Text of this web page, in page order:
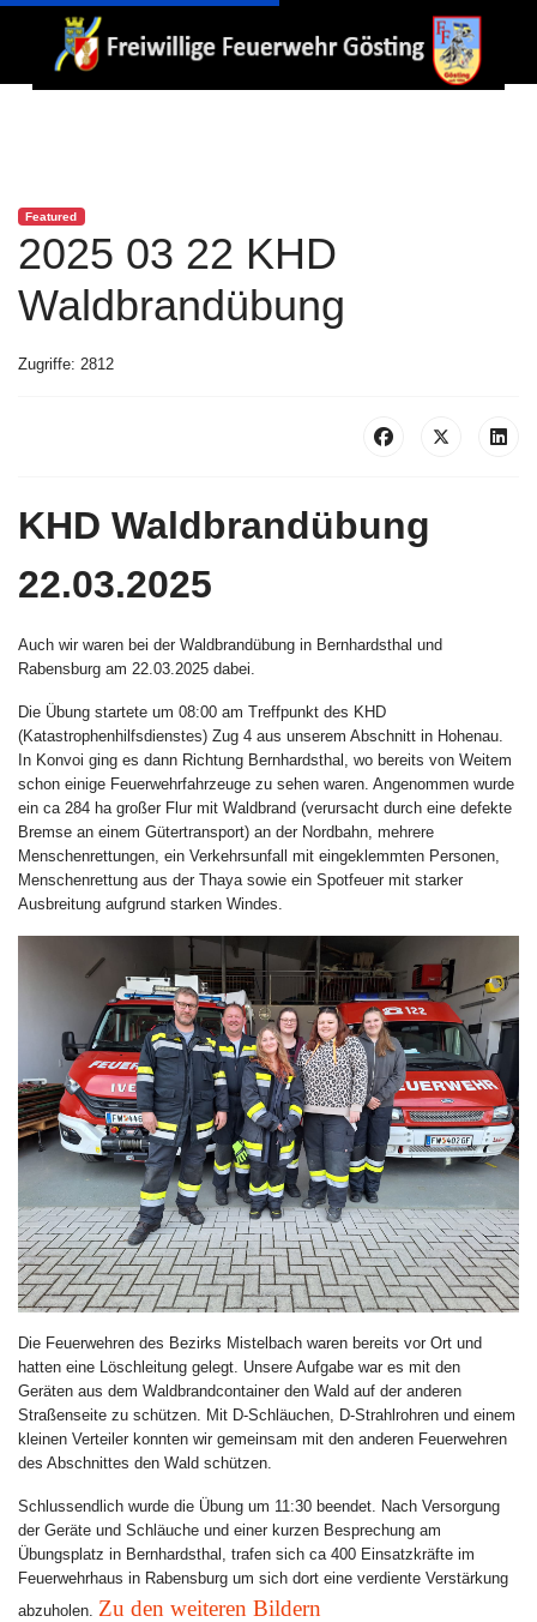
Featured
2025 03 22 KHD
Waldbrandübung
Zugriffe: 2812
KHD Waldbrandübung
22.03.2025
Auch wir waren bei der Waldbrandübung in Bernhardsthal und
Rabensburg am 22.03.2025 dabei.
Die Übung startete um 08:00 am Treffpunkt des KHD
(Katastrophenhilfsdienstes) Zug 4 aus unserem Abschnitt in Hohenau.
In Konvoi ging es dann Richtung Bernhardsthal, wo bereits von Weitem
schon einige Feuerwehrfahrzeuge zu sehen waren. Angenommen wurde
ein ca 284 ha großer Flur mit Waldbrand (verursacht durch eine defekte
Bremse an einem Gütertransport) an der Nordbahn, mehrere
Menschenrettungen, ein Verkehrsunfall mit eingeklemmten Personen,
Menschenrettung aus der Thaya sowie ein Spotfeuer mit starker
Ausbreitung aufgrund starken Windes.
Die Feuerwehren des Bezirks Mistelbach waren bereits vor Ort und
hatten eine Löschleitung gelegt. Unsere Aufgabe war es mit den
Geräten aus dem Waldbrandcontainer den Wald auf der anderen
Straßenseite zu schützen. Mit D-Schläuchen, D-Strahlrohren und einem
kleinen Verteiler konnten wir gemeinsam mit den anderen Feuerwehren
des Abschnittes den Wald schützen.
Schlussendlich wurde die Übung um 11:30 beendet. Nach Versorgung
der Geräte und Schläuche und einer kurzen Besprechung am
Übungsplatz in Bernhardsthal, trafen sich ca 400 Einsatzkräfte im
Feuerwehrhaus in Rabensburg um sich dort eine verdiente Verstärkung
abzuholen. Zu den weiteren Bildern